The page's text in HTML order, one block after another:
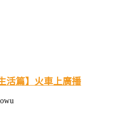
活篇】火車上廣播